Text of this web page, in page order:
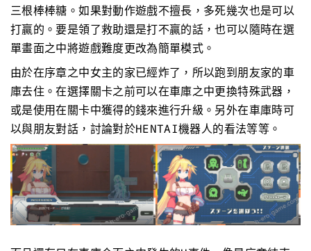
三根棒棒糖。如果對動作遊戲不擅長，多死幾次也是可以
打贏的。要是領了救助還是打不贏的話，也可以隨時在選
單畫面之中將遊戲難度更改為簡單模式。
由於在序章之中女主的家已經炸了，所以跑到朋友家的車
庫去住。在選擇關卡之前可以在車庫之中更換特殊武器，
或是使用在關卡中獲得的錢來進行升級。另外在車庫時可
以與朋友對話，討論對於HENTAI機器人的看法等等。